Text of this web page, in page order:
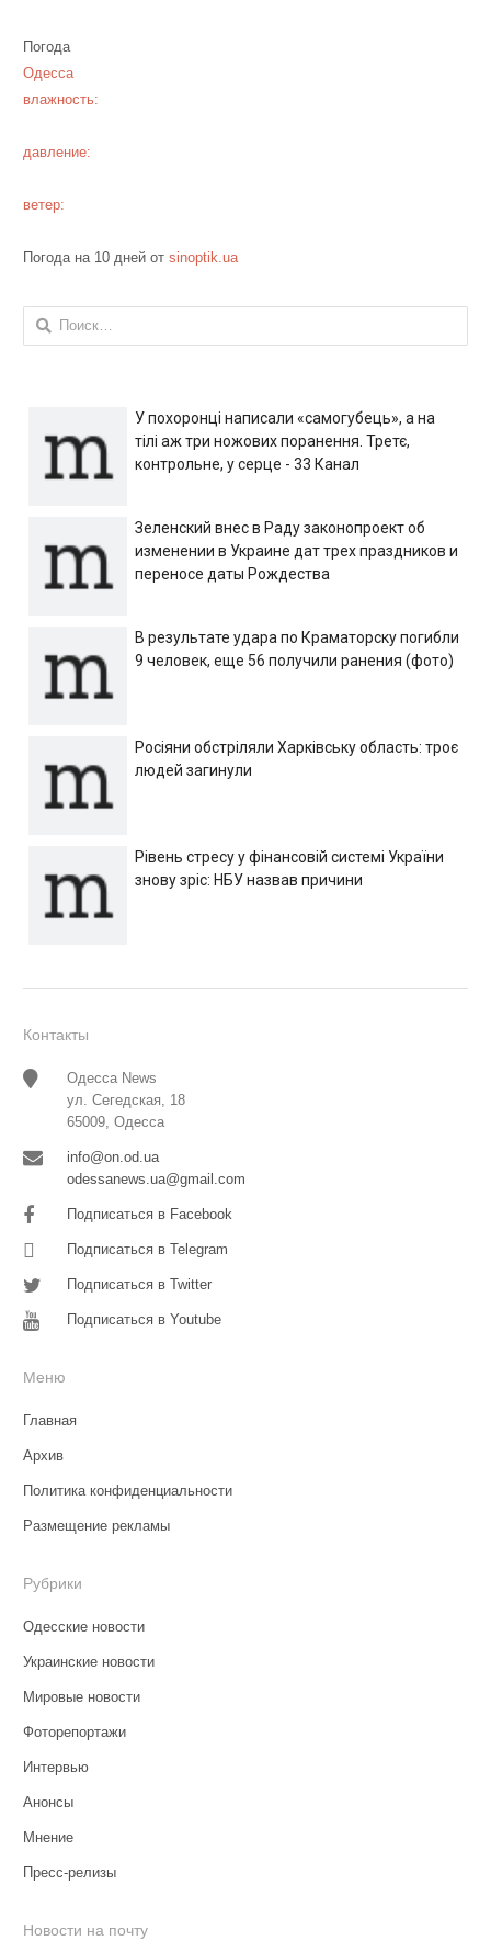
Погода
Одесса
влажность:
давление:
ветер:
Погода на 10 дней от sinoptik.ua
Найти:
У похоронці написали «самогубець», а на
тілі аж три ножових поранення. Третє,
контрольне, у серце - 33 Канал
Зеленский внес в Раду законопроект об
изменении в Украине дат трех праздников и
переносе даты Рождества
В результате удара по Краматорску погибли
9 человек, еще 56 получили ранения (фото)
Росіяни обстріляли Харківську область: троє
людей загинули
Рівень стресу у фінансовій системі України
знову зріс: НБУ назвав причини
Контакты
Одесса News
ул. Сегедская, 18
65009, Одесса
info@on.od.ua
odessanews.ua@gmail.com
Подписаться в Facebook
Подписаться в Telegram
Подписаться в Twitter
Подписаться в Youtube
Меню
Главная
Архив
Политика конфиденциальности
Размещение рекламы
Рубрики
Одесские новости
Украинские новости
Мировые новости
Фоторепортажи
Интервью
Анонсы
Мнение
Пресс-релизы
Новости на почту